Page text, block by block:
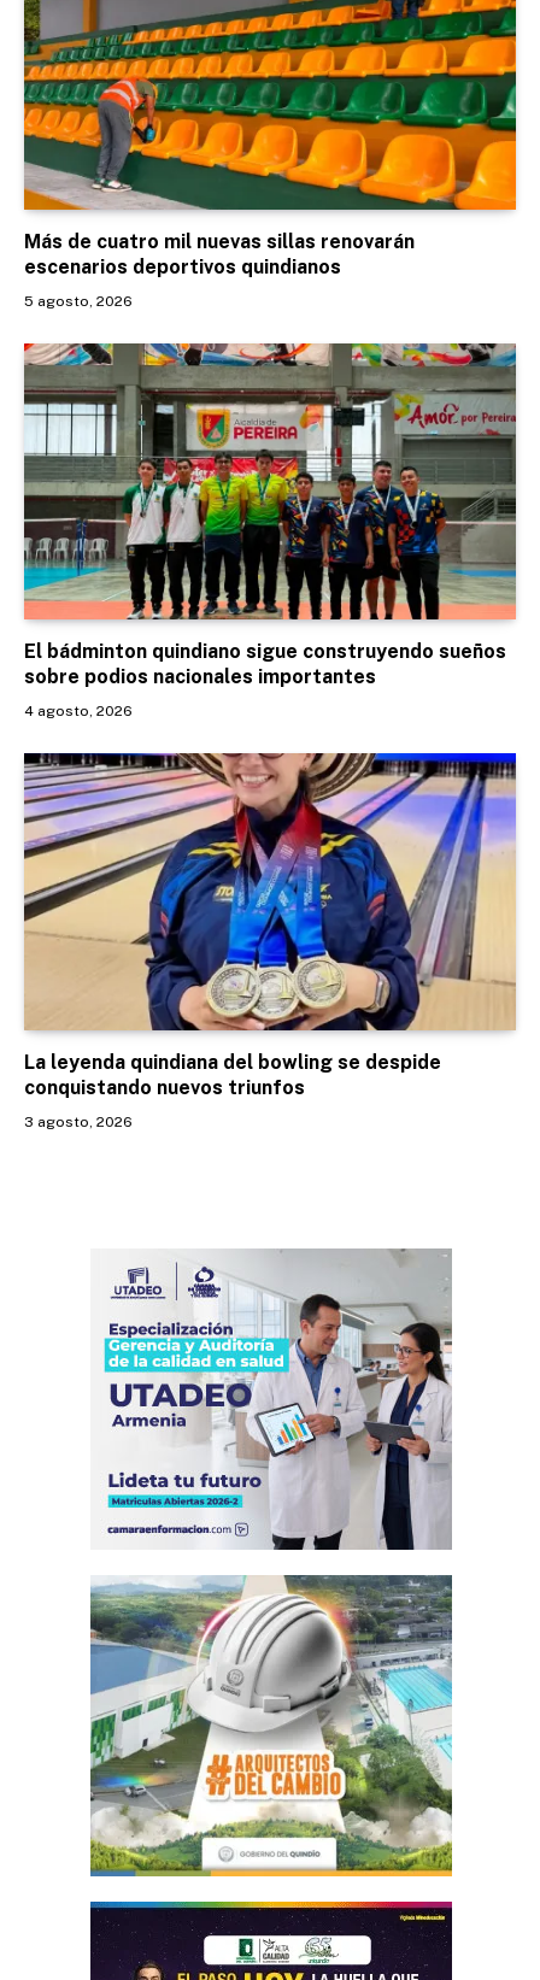
Más de cuatro mil nuevas sillas renovarán
escenarios deportivos quindianos
5 agosto, 2026
El bádminton quindiano sigue construyendo sueños
sobre podios nacionales importantes
4 agosto, 2026
La leyenda quindiana del bowling se despide
conquistando nuevos triunfos
3 agosto, 2026